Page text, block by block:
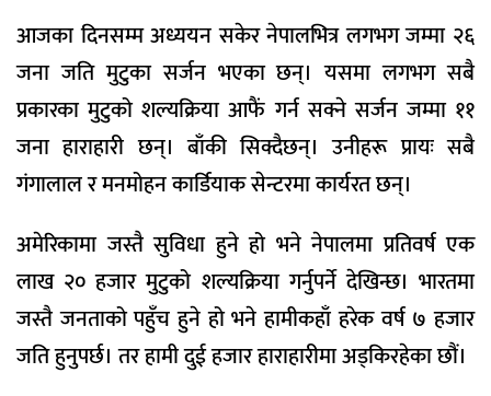
आजका दिनसम्म अध्ययन सकेर नेपालभित्र लगभग जम्मा २६
जना जति मुटुका सर्जन भएका छन्। यसमा लगभग सबै
प्रकारका मुटुको शल्यक्रिया आफैं गर्न सक्ने सर्जन जम्मा ११
जना हाराहारी छन्। बाँकी सिक्दैछन्। उनीहरू प्रायः सबै
गंगालाल र मनमोहन कार्डियाक सेन्टरमा कार्यरत छन्।
अमेरिकामा जस्तै सुविधा हुने हो भने नेपालमा प्रतिवर्ष एक
लाख २० हजार मुटुको शल्यक्रिया गर्नुपर्ने देखिन्छ। भारतमा
जस्तै जनताको पहुँच हुने हो भने हामीकहाँ हरेक वर्ष ७ हजार
जति हुनुपर्छ। तर हामी दुई हजार हाराहारीमा अड्किरहेका छौं।